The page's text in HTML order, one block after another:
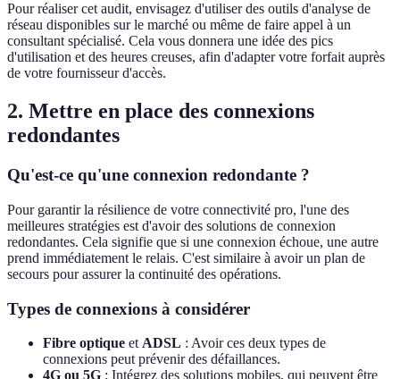
Pour réaliser cet audit, envisagez d'utiliser des outils d'analyse de
réseau disponibles sur le marché ou même de faire appel à un
consultant spécialisé. Cela vous donnera une idée des pics
d'utilisation et des heures creuses, afin d'adapter votre forfait auprès
de votre fournisseur d'accès.
2. Mettre en place des connexions
redondantes
Qu'est-ce qu'une connexion redondante ?
Pour garantir la résilience de votre connectivité pro, l'une des
meilleures stratégies est d'avoir des solutions de connexion
redondantes. Cela signifie que si une connexion échoue, une autre
prend immédiatement le relais. C'est similaire à avoir un plan de
secours pour assurer la continuité des opérations.
Types de connexions à considérer
Fibre optique et ADSL : Avoir ces deux types de
connexions peut prévenir des défaillances.
4G ou 5G : Intégrez des solutions mobiles, qui peuvent être